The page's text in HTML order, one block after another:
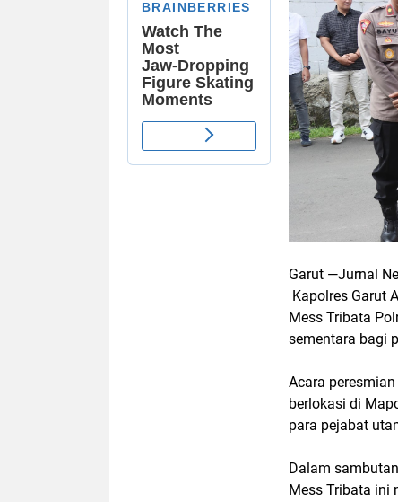
Garut —Jurnal
Kapolres Garut
Mess Tribata
sementara bagi
Acara
berlokasi di
para pejabat
Dalam
Mess Tribata ini